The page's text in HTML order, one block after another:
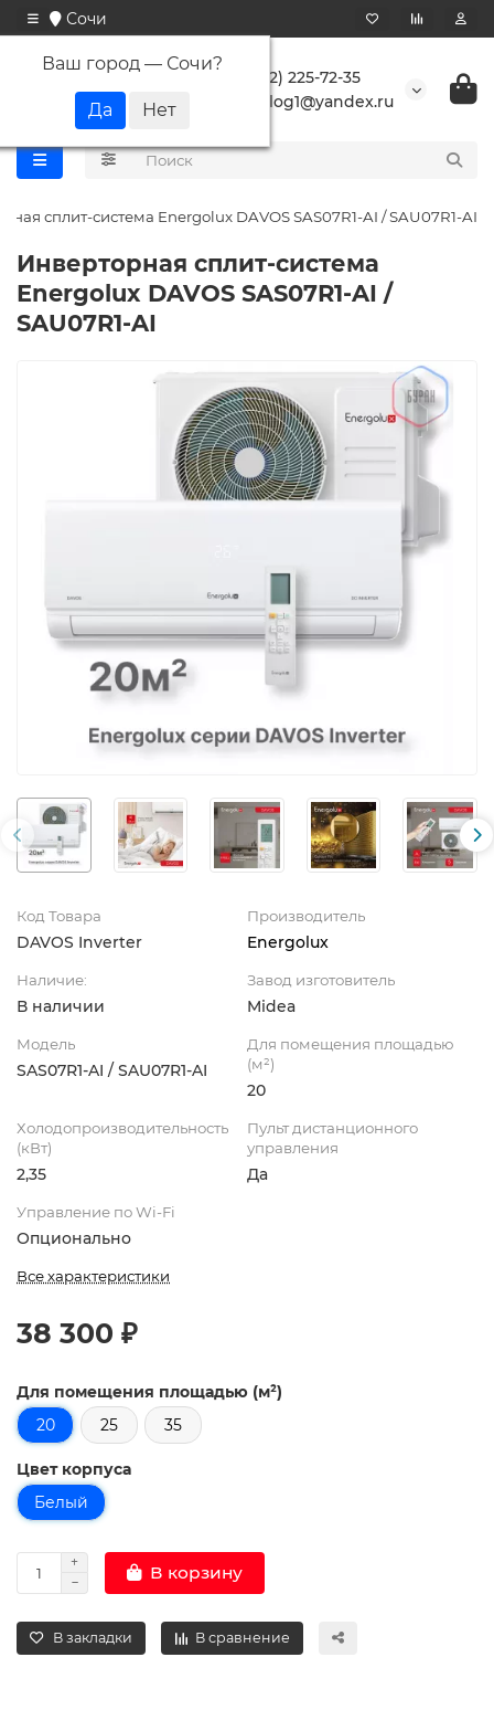
Сочи
Ваш город — Сочи?
+7 (862) 225-72-35
buranlog1@yandex.ru
сплит-система Energolux DAVOS SAS07R1-AI / SAU07R1-AI
Инверторная сплит-система
Energolux DAVOS SAS07R1-AI /
SAU07R1-AI
Код Товара
DAVOS Inverter
Производитель
Energolux
Наличие:
В наличии
Завод изготовитель
Midea
Модель
SAS07R1-AI / SAU07R1-AI
Для помещения площадью
(м²)
20
Холодопроизводительность
(кВт)
2,35
Пульт дистанционного
управления
Да
Управление по Wi-Fi
Опционально
Все характеристики
38 300 ₽
Для помещения площадью (м²)
20
25 35
Цвет корпуса
Белый
В корзину
В закладки В сравнение